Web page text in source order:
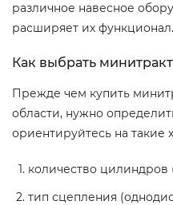
различное навесное
расширяет их функционал.
Как выбрать
Прежде чем купить
области, нужно
ориентируйтесь на такие
количество цилиндров
тип сцепления